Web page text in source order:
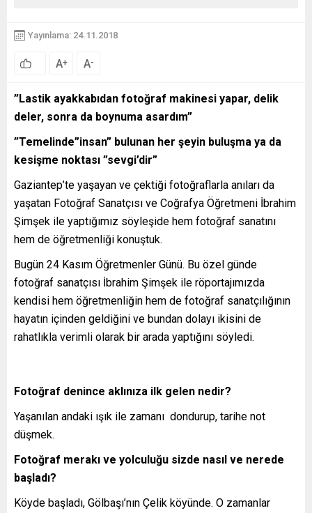
Yayınlama: 24.11.2018
A+ A-
”Lastik ayakkabıdan fotoğraf makinesi yapar, delik
deler, sonra da boynuma asardım”
”Temelinde”insan” bulunan her şeyin buluşma ya da
kesişme noktası ”sevgi’dir”
Gaziantep’te yaşayan ve çektiği fotoğraflarla anıları da
yaşatan Fotoğraf Sanatçısı ve Coğrafya Öğretmeni İbrahim
Şimşek ile yaptığımız söyleşide hem fotoğraf sanatını
hem de öğretmenliği konuştuk.
Bugün 24 Kasım Öğretmenler Günü. Bu özel günde
fotoğraf sanatçısı İbrahim Şimşek ile röportajımızda
kendisi hem öğretmenliğin hem de fotoğraf sanatçılığının
hayatın içinden geldiğini ve bundan dolayı ikisini de
rahatlıkla verimli olarak bir arada yaptığını söyledi.
Fotoğraf denince aklınıza ilk gelen nedir?
Yaşanılan andaki ışık ile zamanı dondurup, tarihe not
düşmek.
Fotoğraf merakı ve yolculuğu sizde nasıl ve nerede
başladı?
Köyde başladı, Gölbaşı’nın Çelik köyünde. O zamanlar